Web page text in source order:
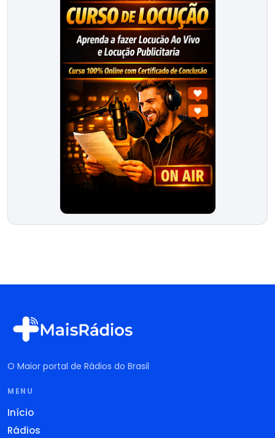
O Maior portal de Rádios do Brasil
MENU
Início
Rádios